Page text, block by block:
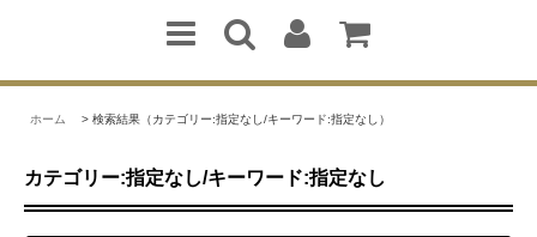
ホーム > 検索結果（カテゴリー:指定なし/キーワード:指定なし）
カテゴリー:指定なし/キーワード:指定なし